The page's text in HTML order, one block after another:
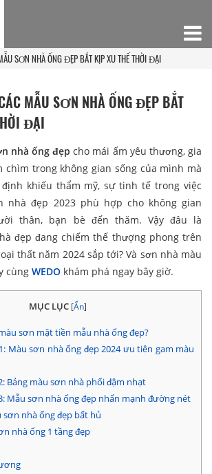
SƠN NHÀ ỐNG ĐẸP BẮT KỊP XU THẾ THỜI ĐẠI
MẪU SƠN NHÀ ỐNG ĐẸP BẮT
ĐẠI
nhà ống đẹp cho mái ấm yêu thương, gia
chìm trong không gian sống của mình mà
khiếu thẩm mỹ, sự tinh tế trong việc
nhà đẹp 2023 phù hợp cho không gian
thân, bạn bè đến thăm. Vậy đâu là
đẹp đang chiếm thế thượng phong trên
thất năm 2024 sắp tới? Và sơn nhà màu
cùng WEDO khám phá ngay bây giờ.
MỤC LỤC [Ẩn]
sơn mặt tiền mẫu nhà ống đẹp?
Màu sơn nhà ống đẹp 2024 ưu tiên gam màu
Bảng màu sơn nhà phối đậm nhạt
Mẫu sơn nhà ống đẹp nhấn mạnh đường nét
sơn nhà ống đẹp bất hủ
nhà ống 1 tầng đẹp